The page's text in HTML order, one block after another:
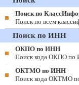
Поиск по
Поиск по всем
Поиск по ИНН
ОКПО по ИНН
Поиск кода ОКПО по
ОКТМО по ИНН
Поиск кода ОКТМО